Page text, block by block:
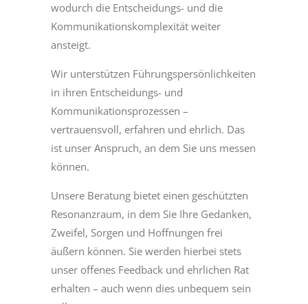
wodurch die Entscheidungs- und die
Kommunikationskomplexität weiter
ansteigt.
Wir unterstützen Führungspersönlichkeiten
in ihren Entscheidungs- und
Kommunikationsprozessen –
vertrauensvoll, erfahren und ehrlich. Das
ist unser Anspruch, an dem Sie uns messen
können.
Unsere Beratung bietet einen geschützten
Resonanzraum, in dem Sie Ihre Gedanken,
Zweifel, Sorgen und Hoffnungen frei
äußern können. Sie werden hierbei stets
unser offenes Feedback und ehrlichen Rat
erhalten – auch wenn dies unbequem sein